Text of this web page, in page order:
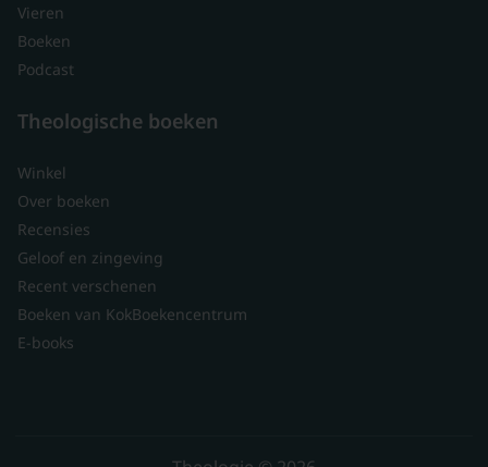
Vieren
Boeken
Podcast
Theologische boeken
Winkel
Over boeken
Recensies
Geloof en zingeving
Recent verschenen
Boeken van KokBoekencentrum
E-books